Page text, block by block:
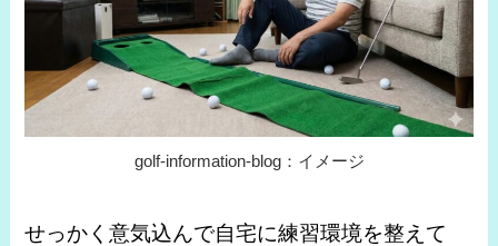
golf-information-blog：イメージ
せっかく意気込んで自宅に練習環境を整えて